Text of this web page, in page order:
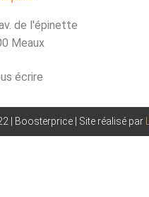
de l'épinette
Meaux
écrire
| Boosterprice | Site réalisé par